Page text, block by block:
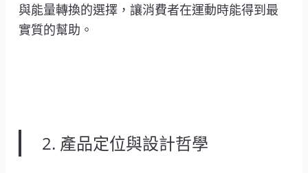
與能量轉換的選擇，讓消費者在運動時能得到最
實質的幫助。
2. 產品定位與設計哲學